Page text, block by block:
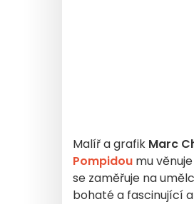
Malíř a grafik Marc
Pompidou mu
se zaměřuje na
bohaté a fascinující